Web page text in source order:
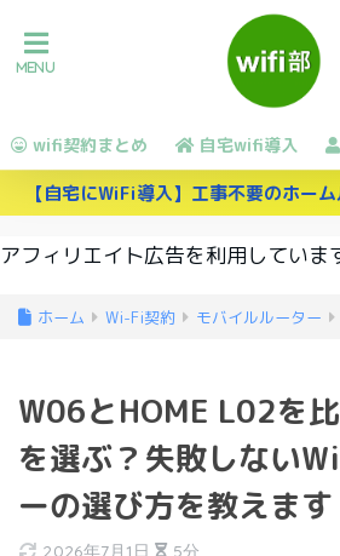
wifi契約まとめ 自宅wifi導入
【自宅にWiFi導入】工事不要のホー
アフィリエイト広告を利用していま
ホーム Wi-Fi契約 モバイルルーター
W06とHOME L02を
を選ぶ？失敗しない
ーの選び方を教えます
2026年7月1日 5分